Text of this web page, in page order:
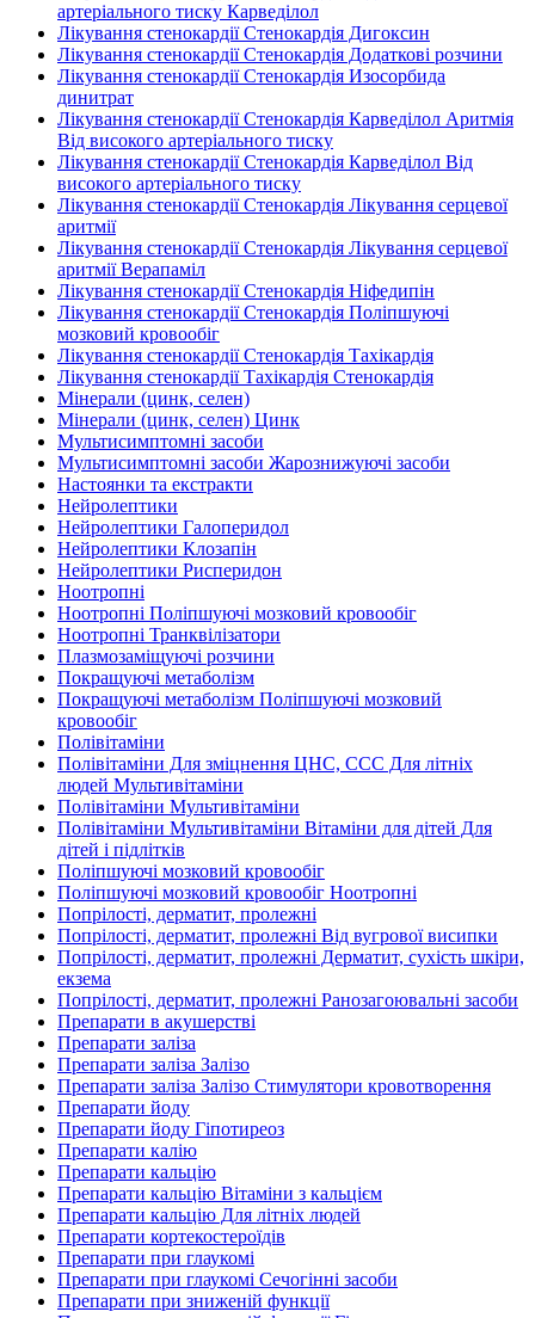
артеріального тиску Карведілол
Лікування стенокардії Стенокардія Дигоксин
Лікування стенокардії Стенокардія Додаткові розчини
Лікування стенокардії Стенокардія Изосорбида
динитрат
Лікування стенокардії Стенокардія Карведілол Аритмія
Від високого артеріального тиску
Лікування стенокардії Стенокардія Карведілол Від
високого артеріального тиску
Лікування стенокардії Стенокардія Лікування серцевої
аритмії
Лікування стенокардії Стенокардія Лікування серцевої
аритмії Верапаміл
Лікування стенокардії Стенокардія Ніфедипін
Лікування стенокардії Стенокардія Поліпшуючі
мозковий кровообіг
Лікування стенокардії Стенокардія Тахікардія
Лікування стенокардії Тахікардія Стенокардія
Мінерали (цинк, селен)
Мінерали (цинк, селен) Цинк
Мультисимптомні засоби
Мультисимптомні засоби Жарознижуючі засоби
Настоянки та екстракти
Нейролептики
Нейролептики Галоперидол
Нейролептики Клозапін
Нейролептики Рисперидон
Ноотропні
Ноотропні Поліпшуючі мозковий кровообіг
Ноотропні Транквілізатори
Плазмозаміщуючі розчини
Покращуючі метаболізм
Покращуючі метаболізм Поліпшуючі мозковий
кровообіг
Полівітаміни
Полівітаміни Для зміцнення ЦНС, ССС Для літніх
людей Мультивітаміни
Полівітаміни Мультивітаміни
Полівітаміни Мультивітаміни Вітаміни для дітей Для
дітей і підлітків
Поліпшуючі мозковий кровообіг
Поліпшуючі мозковий кровообіг Ноотропні
Попрілості, дерматит, пролежні
Попрілості, дерматит, пролежні Від вугрової висипки
Попрілості, дерматит, пролежні Дерматит, сухість шкіри,
екзема
Попрілості, дерматит, пролежні Ранозагоювальні засоби
Препарати в акушерстві
Препарати заліза
Препарати заліза Залізо
Препарати заліза Залізо Стимулятори кровотворення
Препарати йоду
Препарати йоду Гіпотиреоз
Препарати калію
Препарати кальцію
Препарати кальцію Вітаміни з кальцієм
Препарати кальцію Для літніх людей
Препарати кортекостероїдів
Препарати при глаукомі
Препарати при глаукомі Сечогінні засоби
Препарати при зниженій функції